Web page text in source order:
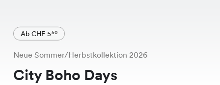
Ab CHF 550
Neue Sommer/Herbstkollektion 2026
City Boho Days